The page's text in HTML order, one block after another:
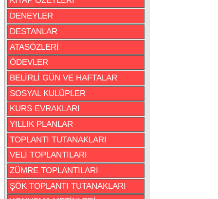
DENEYLER
DESTANLAR
ATASÖZLERİ
ÖDEVLER
BELİRLİ GÜN VE HAFTALAR
SOSYAL KULÜPLER
KURS EVRAKLARI
YILLIK PLANLAR
TOPLANTI TUTANAKLARI
VELİ TOPLANTILARI
ZÜMRE TOPLANTILARI
ŞÖK TOPLANTI TUTANAKLARI